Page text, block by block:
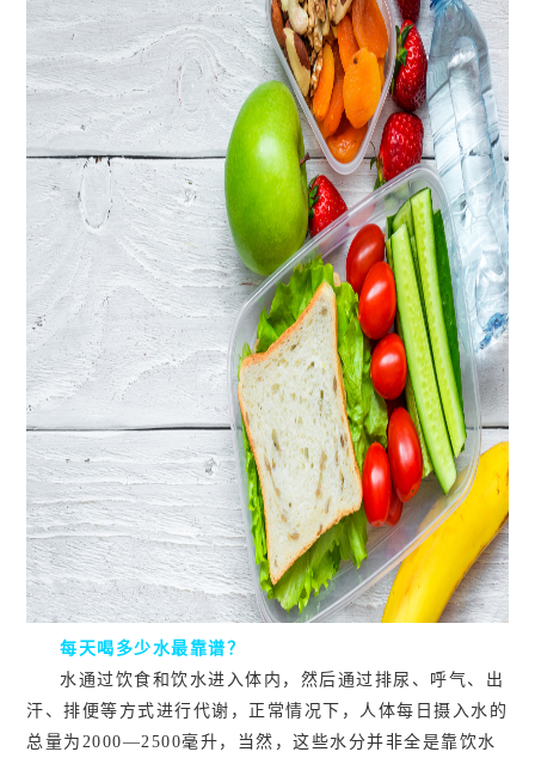
每天喝多少水最靠谱？
水通过饮食和饮水进入体内，然后通过排尿、呼气、出
汗、排便等方式进行代谢，正常情况下，人体每日摄入水的
总量为2000—2500毫升，当然，这些水分并非全是靠饮水